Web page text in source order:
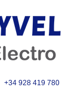
+34 928 419 780